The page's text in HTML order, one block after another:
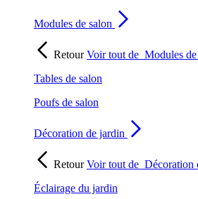
Modules de salon
RetourVoir tout de Modules de
Tables de salon
Poufs de salon
Décoration de jardin
RetourVoir tout de Décoration
Éclairage du jardin